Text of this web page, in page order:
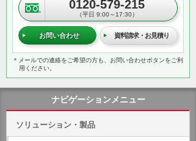
0120-579-215
（平日 9:00～17:30）
お問い合わせ 資料請求・お見積り
＊メールでの連絡をご希望の方も、お問い合わせボタンをご利
用ください。
ナビゲーションメニュー
ソリューション・製品